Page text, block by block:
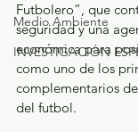
Medio Ambiente
INVESTIGACIÓN
Futbolero”, que
seguridad y una
económica para
como uno de los
complementarios
del futbol.